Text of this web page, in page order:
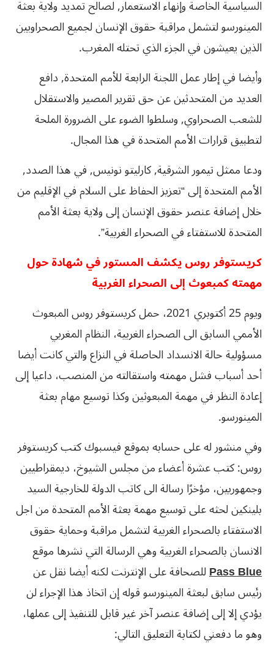
السياسية الخاصة وإنهاء الاستعمار, لصالح تمديد ولاية بعثة
المينورسو لتشمل مراقبة حقوق الإنسان لجميع الصحراويين
الذين يعيشون في الجزء الذي تحتله المغرب.
وأيضا في إطار عمل اللجنة الرابعة للأمم المتحدة, دافع
العديد من المتحدثين عن حق تقرير المصير والاستقلال
للشعب الصحراوي, وسلطوا الضوء على الضرورة الملحة
لتطبيق قرارات الأمم المتحدة في هذا المجال.
ودعا ممثل تيمور الشرقية, كارليتو نونيس, في هذا الصدد,
الأمم المتحدة إلى “تعزيز الحفاظ على السلام في الإقليم من
خلال إضافة عنصر حقوق الإنسان إلى ولاية بعثة الأمم
المتحدة للاستفتاء في الصحراء الغربية”.
كريستوفر روس يكشف المستور في شهادة حول
مهمته كمبعوث إلى الصحراء الغربية
ويوم 25 أكتوبري 2021، حمل كريستوفر روس المبعوث
الأممي السابق الى الصحراء الغربية، النظام المغربي
مسؤولية حالة الانسداد الحاصلة في النزاع والتي كانت أيضا
أحد أسباب فشل مهمته واستقالته من المنصب، داعيا إلى
إعادة النظر في مهمة المبعوثين وكذا توسيع مهام بعثة
المينورسو.
وفي منشور له على حسابه بموقع فيسبوك كتب كريستوفر
روس: كتب عشرة أعضاء من مجلس الشيوخ، ديمقراطيين
وجمهوريين، مؤخرًا رسالة الى كاتب الدولة للخارجية السيد
بلينكين لحثه على توسيع مهمة بعثة الأمم المتحدة من اجل
الاستفتاء بالصحراء الغربية لتشمل مراقبة وحماية حقوق
الانسان بالصحراء الغربية وهي الرسالة التي نشرها موقع
Pass Blueللصحافة على الإنترنت لكنه أيضا نقل عن
رئيس سابق لبعثة المينورسو قوله إن اتخاذ هذا الإجراء لن
يؤدي إلا إلى إضافة عنصر آخر غير قابل للتنفيذ إلى عملها،
وهو ما دفعني لكتابة التعليق التالي: